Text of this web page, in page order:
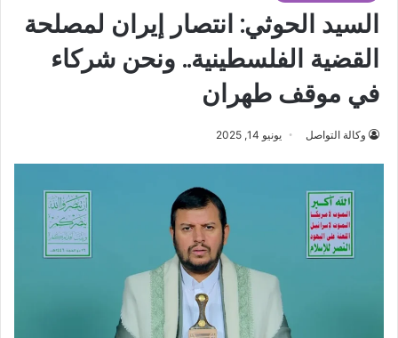
السيد الحوثي: انتصار إيران لمصلحة
القضية الفلسطينية.. ونحن شركاء
في موقف طهران
وكالة التواصل يونيو 14, 2025